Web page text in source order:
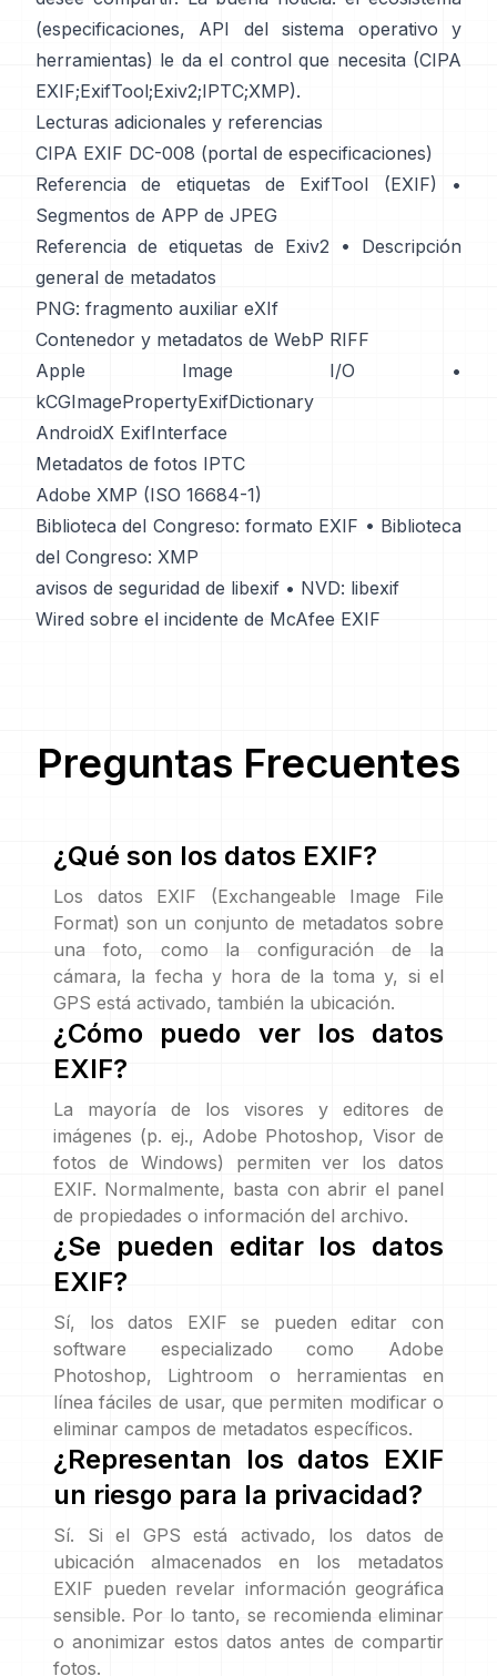
(especificaciones, API del sistema operativo y
herramientas) le da el control que necesita (CIPA
EXIF;ExifTool;Exiv2;IPTC;XMP).
Lecturas adicionales y referencias
CIPA EXIF DC-008 (portal de especificaciones)
Referencia de etiquetas de ExifTool (EXIF) •
Segmentos de APP de JPEG
Referencia de etiquetas de Exiv2 •
Descripción
general de metadatos
PNG: fragmento auxiliar eXIf
Contenedor y metadatos de WebP RIFF
Apple Image I/O •
kCGImagePropertyExifDictionary
AndroidX ExifInterface
Metadatos de fotos IPTC
Adobe XMP (ISO 16684-1)
Biblioteca del Congreso: formato EXIF • Biblioteca
del Congreso: XMP
avisos de seguridad de libexif • NVD: libexif
Wired sobre el incidente de McAfee EXIF
Preguntas Frecuentes
¿Qué son los datos EXIF?
Los datos EXIF (Exchangeable Image File
Format) son un conjunto de metadatos sobre
una foto, como la configuración de la
cámara, la fecha y hora de la toma y, si el
GPS está activado, también la ubicación.
¿Cómo puedo ver los datos
EXIF?
La mayoría de los visores y editores de
imágenes (p. ej., Adobe Photoshop, Visor de
fotos de Windows) permiten ver los datos
EXIF. Normalmente, basta con abrir el panel
de propiedades o información del archivo.
¿Se pueden editar los datos
EXIF?
Sí, los datos EXIF se pueden editar con
software especializado como Adobe
Photoshop, Lightroom o herramientas en
línea fáciles de usar, que permiten modificar o
eliminar campos de metadatos específicos.
¿Representan los datos EXIF
un riesgo para la privacidad?
Sí. Si el GPS está activado, los datos de
ubicación almacenados en los metadatos
EXIF pueden revelar información geográfica
sensible. Por lo tanto, se recomienda eliminar
o anonimizar estos datos antes de compartir
fotos.